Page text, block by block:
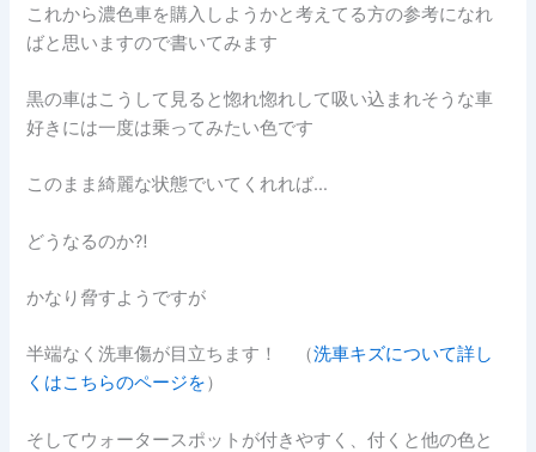
これから濃色車を購入しようかと考えてる方の参考になれ
ばと思いますので書いてみます
黒の車はこうして見ると惚れ惚れして吸い込まれそうな車
好きには一度は乗ってみたい色です
このまま綺麗な状態でいてくれれば…
どうなるのか⁈
かなり脅すようですが
半端なく洗車傷が目立ちます！ （洗車キズについて詳し
くはこちらのページを）
そしてウォータースポットが付きやすく、付くと他の色と